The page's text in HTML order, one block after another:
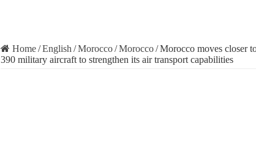
Home/English /Morocco/Morocco/Morocco moves closer
390 military aircraft to strengthen its air transport capabilities